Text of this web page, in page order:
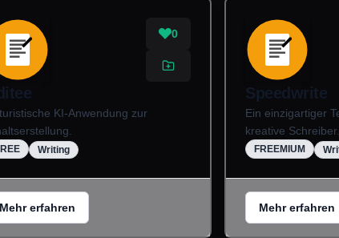
0
KI-Anwendung zur
Writing
Mehr erfahren
Speedwrite
Ein einzigartiger
kreative Schreiber.
FREEMIUM
Mehr erfahren